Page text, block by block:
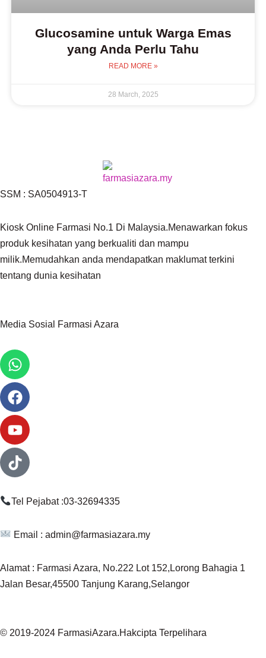
Glucosamine untuk Warga Emas
yang Anda Perlu Tahu
READ MORE »
28 March, 2025
SSM : SA0504913-T
Kiosk Online Farmasi No.1 Di Malaysia.Menawarkan fokus
produk kesihatan yang berkualiti dan mampu
milik.Memudahkan anda mendapatkan maklumat terkini
tentang dunia kesihatan
Media Sosial Farmasi Azara
Whatsapp
Facebook
Youtube
Tiktok
Tel Pejabat :03-32694335
Email : admin@farmasiazara.my
Alamat : Farmasi Azara, No.222 Lot 152,Lorong Bahagia 1
Jalan Besar,45500 Tanjung Karang,Selangor
© 2019-2024 FarmasiAzara.Hakcipta Terpelihara